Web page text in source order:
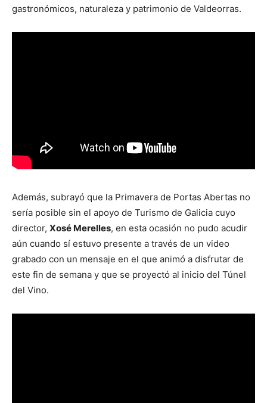
gastronómicos, naturaleza y patrimonio de Valdeorras.
Además, subrayó que la Primavera de Portas Abertas no
sería posible sin el apoyo de Turismo de Galicia cuyo
director, Xosé Merelles, en esta ocasión no pudo acudir
aún cuando sí estuvo presente a través de un video
grabado con un mensaje en el que animó a disfrutar de
este fin de semana y que se proyectó al inicio del Túnel
del Vino.